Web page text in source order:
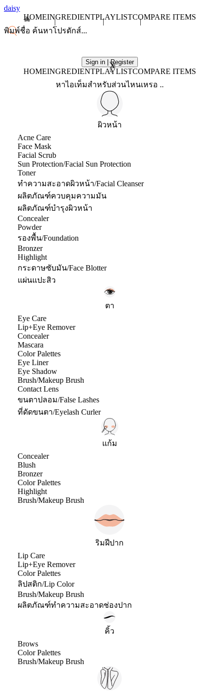
daisy
HOMEINGREDIENTPLAYLISTCOMPARE ITEMS
Sign in | Register
X
HOMEINGREDIENTPLAYLISTCOMPARE ITEMS
หาไอเท็มสำหรับส่วนไหนเหรอ ..
ผิวหน้า
Acne Care
Face Mask
Facial Scrub
Sun Protection/Facial Sun Protection
Toner
ทำความสะอาดผิวหน้า/Facial Cleanser
ผลิตภัณฑ์ควบคุมความมัน
ผลิตภัณฑ์บำรุงผิวหน้า
Concealer
Powder
รองพื้น/Foundation
Bronzer
Highlight
กระดาษซับมัน/Face Blotter
แผ่นแปะสิว
ตา
Eye Care
Lip+Eye Remover
Concealer
Mascara
Color Palettes
Eye Liner
Eye Shadow
Brush/Makeup Brush
Contact Lens
ขนตาปลอม/False Lashes
ที่ดัดขนตา/Eyelash Curler
แก้ม
Concealer
Blush
Bronzer
Color Palettes
Highlight
Brush/Makeup Brush
ริมฝีปาก
Lip Care
Lip+Eye Remover
Color Palettes
ลิปสติก/Lip Color
Brush/Makeup Brush
ผลิตภัณฑ์ทำความสะอาดช่องปาก
คิ้ว
Brows
Color Palettes
Brush/Makeup Brush